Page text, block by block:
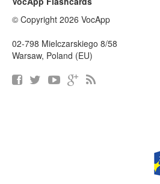
© Copyright 2026 VocApp
02-798 Mielczarskiego 8/58
Warsaw, Poland (EU)